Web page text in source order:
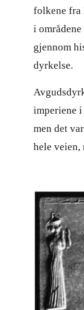
folkene fra
i
gjennom
dyrkelse.
imperiene
men det
hele veien,